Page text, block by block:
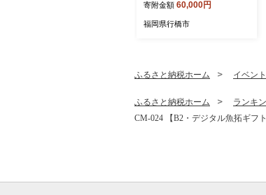
g×4)
寄附金額 60,000円
福岡県行橋市
ふるさと納税ホーム イベン
ふるさと納税ホーム ランキ
CM-024 【B2・デジタル魚拓ギフ